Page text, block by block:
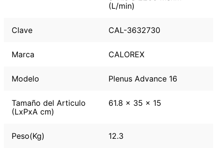
(L/min)
Clave CAL-3632730
Marca CALOREX
Modelo Plenus Advance 16
Tamaño del Articulo
(LxPxA cm)
61.8 x 35 x 15
Peso(Kg) 12.3